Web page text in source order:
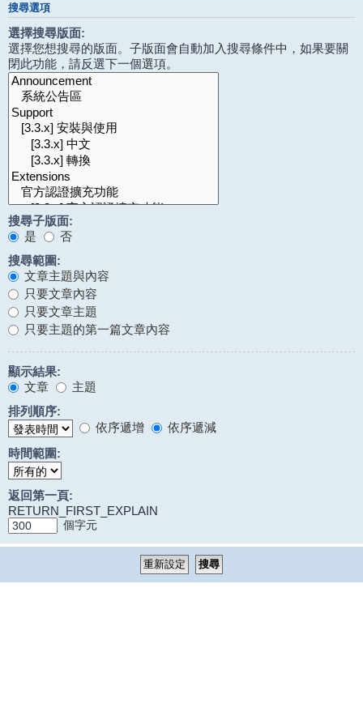
搜尋選項
選擇搜尋版面:
選擇您想搜尋的版面。子版面會自動加入搜尋條件中，如果要關
閉此功能，請反選下一個選項。
搜尋子版面:
是
否
搜尋範圍:
文章主題與內容
只要文章內容
只要文章主題
只要主題的第一篇文章內容
顯示結果:
文章
主題
排列順序:
依序遞增
依序遞減
時間範圍:
返回第一頁:
RETURN_FIRST_EXPLAIN
個字元